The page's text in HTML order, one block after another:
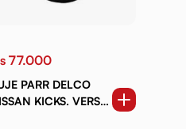
77.000
PARR DELCO
KICKS. VERSA.